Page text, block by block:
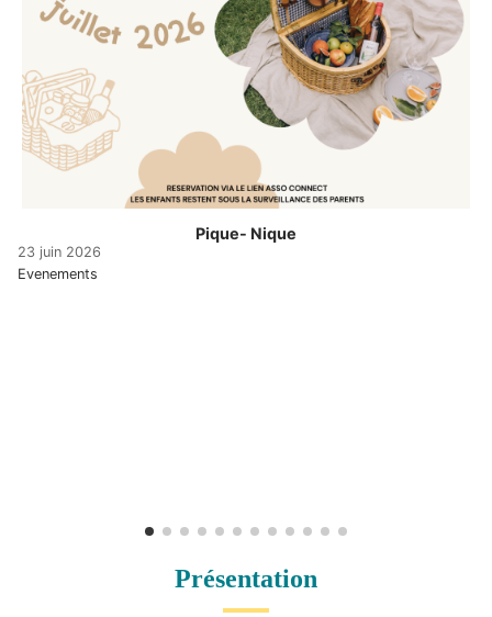
Nos événements
Faire un don
Pique- Nique
23 juin 2026
Evenements
Présentation